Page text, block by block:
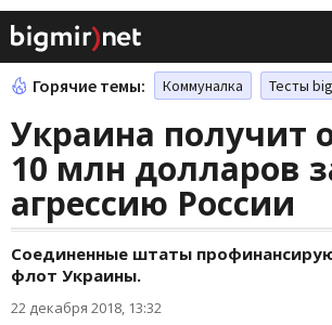
Горячие темы: Коммуналка Тесты
Украина получит
10 млн долларов
агрессию России
Соединенные штаты
флот Украины.
22 декабря 2018, 13:32